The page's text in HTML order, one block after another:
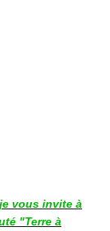
vous invite à
"Terre à